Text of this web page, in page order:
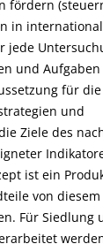
fördern
in
jede
und
für
und
Ziele des
ist ein
von
Für Siedlung